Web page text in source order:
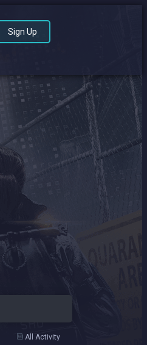
Sign Up
All Activity